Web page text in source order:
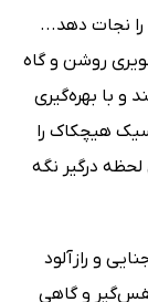
نجات دهد...
روشن و گاه
و با بهره‌گیری
هیچکاک را
لحظه درگیر نگه
و رازآلود
و گاهی